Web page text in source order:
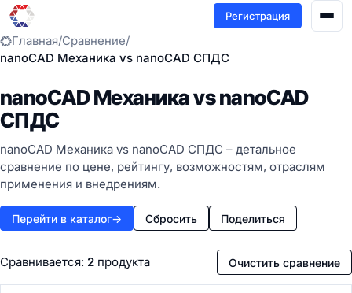
Регистрация
Главная/Сравнение/
nanoCAD Механика vs nanoCAD СПДС
nanoCAD Механика vs nanoCAD
СПДС
nanoCAD Механика vs nanoCAD СПДС – детальное
сравнение по цене, рейтингу, возможностям, отраслям
применения и внедрениям.
Перейти в каталог→ Сбросить Поделиться
Сравнивается: 2 продукта Очистить сравнение